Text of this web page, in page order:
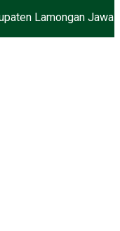
Lamongan Jawa